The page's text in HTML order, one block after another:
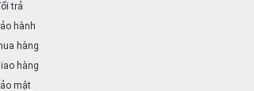
trả
hành
hàng
hàng
mật